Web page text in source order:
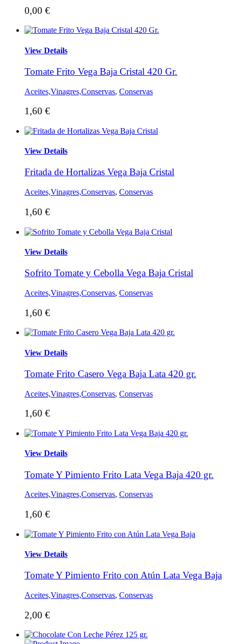
0,00 €
View Details
Tomate Frito Vega Baja Cristal 420 Gr.
Aceites,Vinagres,Conservas, Conservas
1,60 €
View Details
Fritada de Hortalizas Vega Baja Cristal
Aceites,Vinagres,Conservas, Conservas
1,60 €
View Details
Sofrito Tomate y Cebolla Vega Baja Cristal
Aceites,Vinagres,Conservas, Conservas
1,60 €
View Details
Tomate Frito Casero Vega Baja Lata 420 gr.
Aceites,Vinagres,Conservas, Conservas
1,60 €
View Details
Tomate Y Pimiento Frito Lata Vega Baja 420 gr.
Aceites,Vinagres,Conservas, Conservas
1,60 €
View Details
Tomate Y Pimiento Frito con Atún Lata Vega Baja
Aceites,Vinagres,Conservas, Conservas
2,00 €